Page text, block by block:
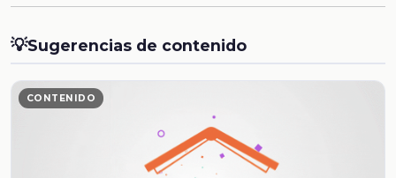
💡Sugerencias de contenido
CONTENIDO